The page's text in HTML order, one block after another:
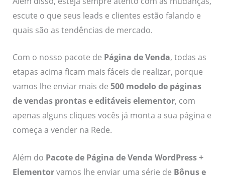
escute o que seus leads e clientes estão falando e
quais são as tendências de mercado.
Com o nosso pacote de Página de Venda, todas as
etapas acima ficam mais fáceis de realizar, porque
vamos lhe enviar mais de 500 modelo de páginas
de vendas prontas e editáveis elementor, com
apenas alguns cliques vocês já monta a sua página e
começa a vender na Rede.
Além do Pacote de Página de Venda WordPress +
Elementorvamos lhe enviar uma série de Bônus e